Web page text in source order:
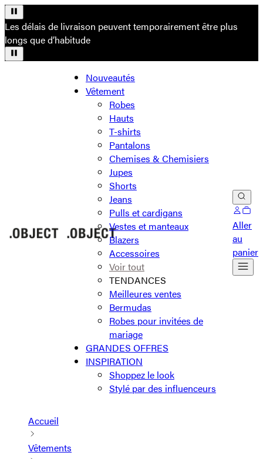
Les délais de livraison peuvent temporairement être plus
longs que d’habitude
Nouveautés
Vêtement
Robes
Hauts
T-shirts
Pantalons
Chemises & Chemisiers
Jupes
Shorts
Jeans
Pulls et cardigans
Vestes et manteaux
Blazers
Accessoires
Voir tout
TENDANCES
Meilleures ventes
Bermudas
Robes pour invitées de
mariage
GRANDES OFFRES
INSPIRATION
Shoppez le look
Stylé par des influenceurs
Aller
au
panier
Accueil
Vêtements